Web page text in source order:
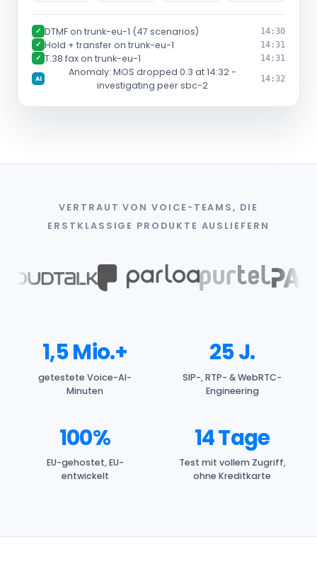
✓ DTMF on trunk-eu-1 (47 scenarios) 14:30
✓ Hold + transfer on trunk-eu-1 14:31
✓ T.38 fax on trunk-eu-1 14:31
AI
Anomaly: MOS dropped 0.3 at 14:32 -
investigating peer sbc-2
14:32
VERTRAUT VON VOICE-TEAMS, DIE
ERSTKLASSIGE PRODUKTE AUSLIEFERN
1,5 Mio.+
getestete Voice-AI-
Minuten
25 J.
SIP-, RTP- & WebRTC-
Engineering
100%
EU-gehostet, EU-
entwickelt
14 Tage
Test mit vollem Zugriff,
ohne Kreditkarte